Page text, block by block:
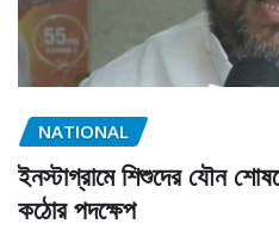
NATIONAL
ইনস্টাগ্রামে শিশুদের যৌন
কঠোর পদক্ষেপ